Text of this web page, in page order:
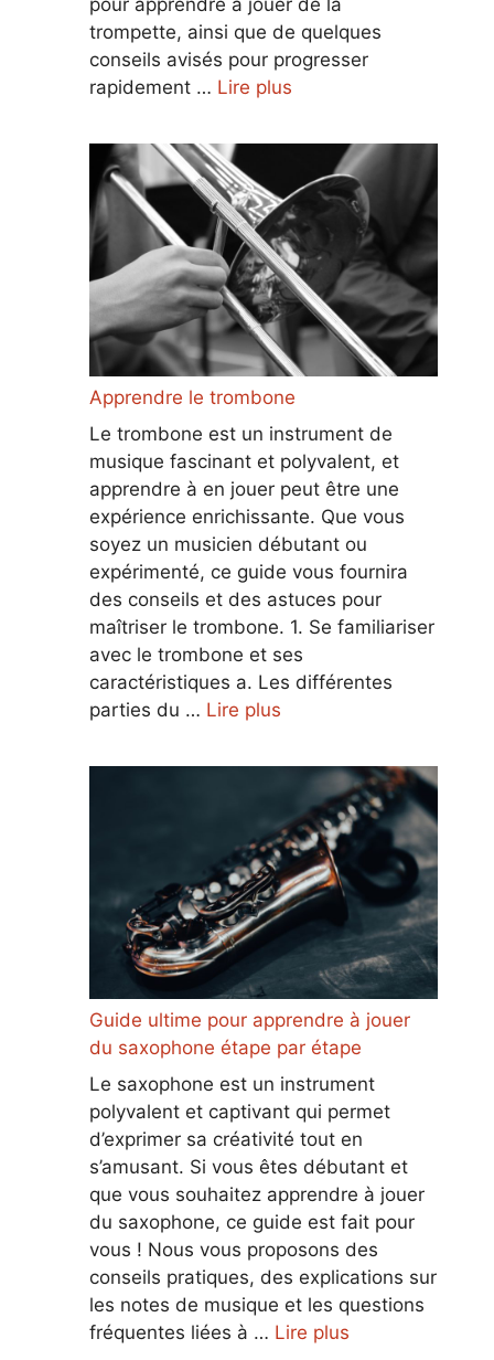
trompette, ainsi que de quelques
conseils avisés pour progresser
rapidement … Lire plus
Apprendre le trombone
Le trombone est un instrument de
musique fascinant et polyvalent, et
apprendre à en jouer peut être une
expérience enrichissante. Que vous
soyez un musicien débutant ou
expérimenté, ce guide vous fournira
des conseils et des astuces pour
maîtriser le trombone. 1. Se familiariser
avec le trombone et ses
caractéristiques a. Les différentes
parties du … Lire plus
Guide ultime pour apprendre à jouer
du saxophone étape par étape
Le saxophone est un instrument
polyvalent et captivant qui permet
d’exprimer sa créativité tout en
s’amusant. Si vous êtes débutant et
que vous souhaitez apprendre à jouer
du saxophone, ce guide est fait pour
vous ! Nous vous proposons des
conseils pratiques, des explications sur
les notes de musique et les questions
fréquentes liées à … Lire plus